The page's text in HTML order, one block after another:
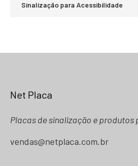
Sinalização para Acessibilidade
Net Placa
Placas de sinalização e produtos
vendas@netplaca.com.br